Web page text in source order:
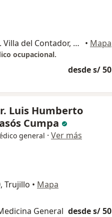
Mz. R Lote 09 - Urb. Villa del Contador, Trujillo • Mapa
ocupacional.
desde s/ 50
Luis Humberto
Cumpa
general · Ver más
Trujillo • Mapa
General desde s/ 50